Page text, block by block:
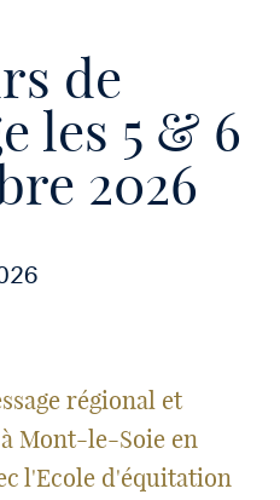
de
les 5 & 6
2026
régional et
Mont-le-Soie en
l'Ecole d'équitation